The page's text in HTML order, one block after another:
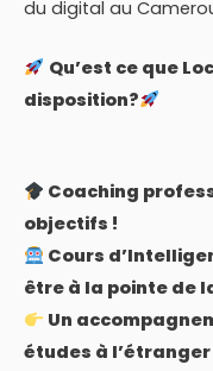
du digital au
Qu’est ce que
disposition?
Coaching
objectifs !
Cours
être à la pointe de
Un
études à l’étranger